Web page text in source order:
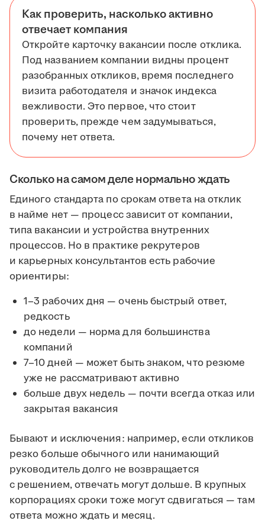
Как проверить, насколько активно
отвечает компания
Откройте карточку вакансии после отклика.
Под названием компании видны процент
разобранных откликов, время последнего
визита работодателя и значок индекса
вежливости. Это первое, что стоит
проверить, прежде чем задумываться,
почему нет ответа.
Сколько на самом деле нормально ждать
Единого стандарта по срокам ответа на отклик
в найме нет — процесс зависит от компании,
типа вакансии и устройства внутренних
процессов. Но в практике рекрутеров
и карьерных консультантов есть рабочие
ориентиры:
1–3 рабочих дня — очень быстрый ответ,
редкость
до недели — норма для большинства
компаний
7–10 дней — может быть знаком, что резюме
уже не рассматривают активно
больше двух недель — почти всегда отказ или
закрытая вакансия
Бывают и исключения: например, если откликов
резко больше обычного или нанимающий
руководитель долго не возвращается
с решением, отвечать могут дольше. В крупных
корпорациях сроки тоже могут сдвигаться — там
ответа можно ждать и месяц.